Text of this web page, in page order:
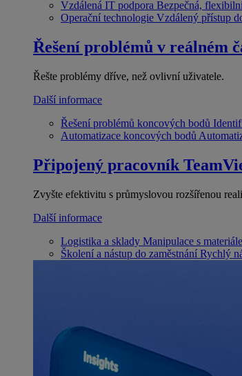
Vzdálená IT podpora Bezpečná,
Operační technologie Vzdálený přístup
Řešení problémů v reálném
Řešte problémy dříve, než ovlivní uživatele.
Další informace
Řešení problémů koncových bodů
Automatizace koncových bodů
Připojený pracovník
Zvyšte efektivitu s průmyslovou rozšířenou
Další informace
Logistika a sklady Manipulace s
Školení a nástup do zaměstnání Rychlý